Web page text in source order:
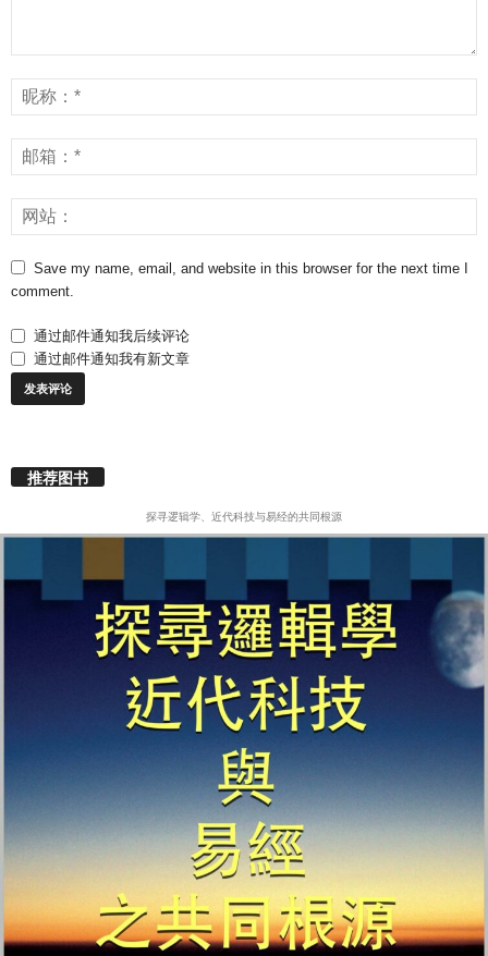
Save my name, email, and website in this browser for the next time I
comment.
通过邮件通知我后续评论
通过邮件通知我有新文章
推荐图书
探寻逻辑学、近代科技与易经的共同根源